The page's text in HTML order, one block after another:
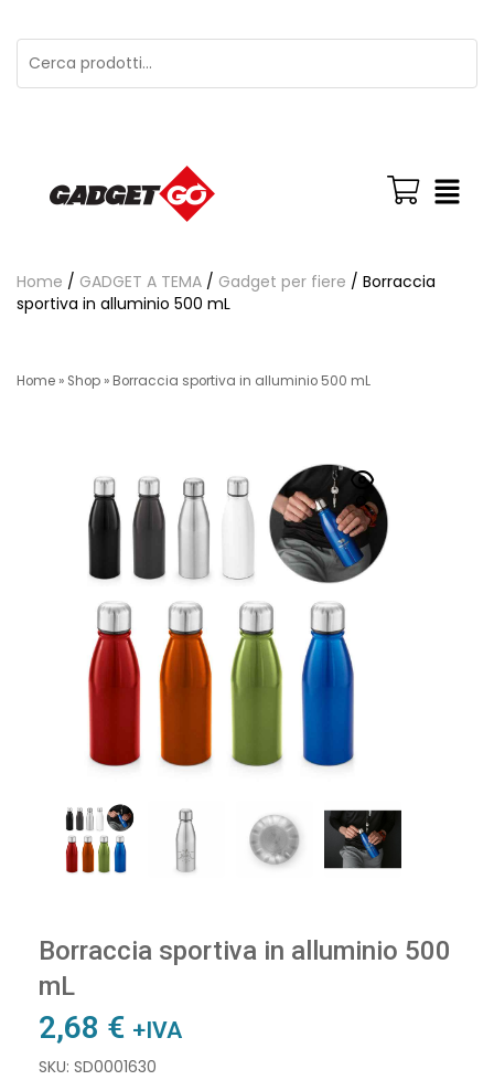
Home / GADGET A TEMA / Gadget per fiere / Borraccia
sportiva in alluminio 500 mL
Home » Shop » Borraccia sportiva in alluminio 500 mL
🔍
Borraccia sportiva in alluminio 500
mL
2,68 € +IVA
SKU: SD0001630